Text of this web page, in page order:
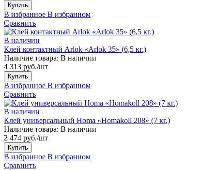
Купить
В избранное В избранном
Сравнить
В наличии
Клей контактный Arlok «Arlok 35» (6,5 кг.)
Наличие товара: В наличии
4 313 руб./шт
Купить
В избранное В избранном
Сравнить
В наличии
Клей универсальный Homa «Homakoll 208» (7 кг.)
Наличие товара: В наличии
2 474 руб./шт
Купить
В избранное В избранном
Сравнить